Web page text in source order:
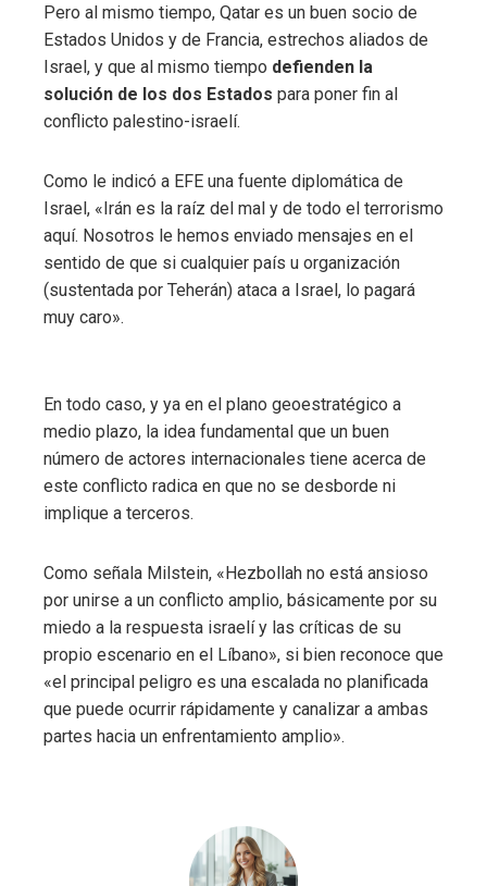
Pero al mismo tiempo, Qatar es un buen socio de
Estados Unidos y de Francia, estrechos aliados de
Israel, y que al mismo tiempo defienden la
solución de los dos Estados para poner fin al
conflicto palestino-israelí.
Como le indicó a EFE una fuente diplomática de
Israel, «Irán es la raíz del mal y de todo el terrorismo
aquí. Nosotros le hemos enviado mensajes en el
sentido de que si cualquier país u organización
(sustentada por Teherán) ataca a Israel, lo pagará
muy caro».
En todo caso, y ya en el plano geoestratégico a
medio plazo, la idea fundamental que un buen
número de actores internacionales tiene acerca de
este conflicto radica en que no se desborde ni
implique a terceros.
Como señala Milstein, «Hezbollah no está ansioso
por unirse a un conflicto amplio, básicamente por su
miedo a la respuesta israelí y las críticas de su
propio escenario en el Líbano», si bien reconoce que
«el principal peligro es una escalada no planificada
que puede ocurrir rápidamente y canalizar a ambas
partes hacia un enfrentamiento amplio».